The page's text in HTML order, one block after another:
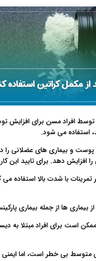
افراد مسن برای افزایش
استفاده می شود.
بیماری های عضلانی را
دهد. برای تایید این
با شدت بالا استفاده
بیماری ها از جمله بیماری
است برای افراد مبتلا به
متوسط ​​بی خطر است، اما